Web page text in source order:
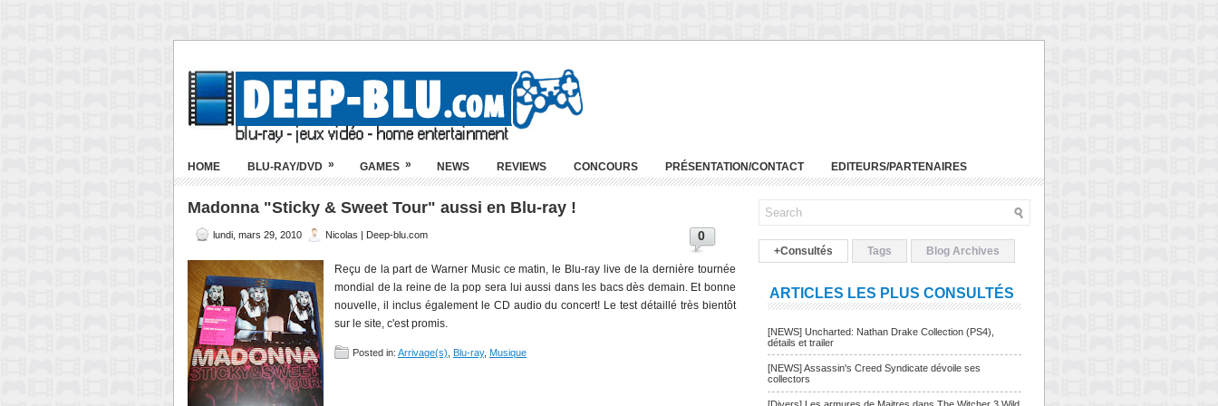
HOME BLU-RAY/DVD » GAMES » NEWS REVIEWS CONCOURS PRÉSENTATION/CONTACT EDITEURS/PARTENAIRES
Madonna "Sticky & Sweet Tour" aussi en Blu-ray !
lundi, mars 29, 2010 Nicolas | Deep-blu.com 0
Reçu de la part de Warner Music ce matin, le Blu-ray live de la dernière tournée
mondial de la reine de la pop sera lui aussi dans les bacs dès demain. Et bonne
nouvelle, il inclus également le CD audio du concert! Le test détaillé très bientôt
sur le site, c'est promis.
Posted in: Arrivage(s) Blu-ray, Musique
+Consultés Tags Blog Archives
ARTICLES LES PLUS CONSULTÉS
[NEWS] Uncharted: Nathan Drake Collection (PS4),
détails et trailer
[NEWS] Assassin's Creed Syndicate dévoile ses
collectors